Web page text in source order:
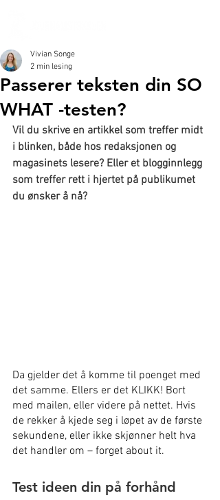
Passerer teksten din SO
WHAT -testen?
Vivian Songe
2 min lesing
Vil du skrive en artikkel som treffer midt
i blinken, både hos redaksjonen og
magasinets lesere? Eller et blogginnlegg
som treffer rett i hjertet på publikumet
du ønsker å nå?
Da gjelder det å komme til poenget med
det samme. Ellers er det KLIKK! Bort
med mailen, eller videre på nettet. Hvis
de rekker å kjede seg i løpet av de første
sekundene, eller ikke skjønner helt hva
det handler om – forget about it.
Test ideen din på forhånd